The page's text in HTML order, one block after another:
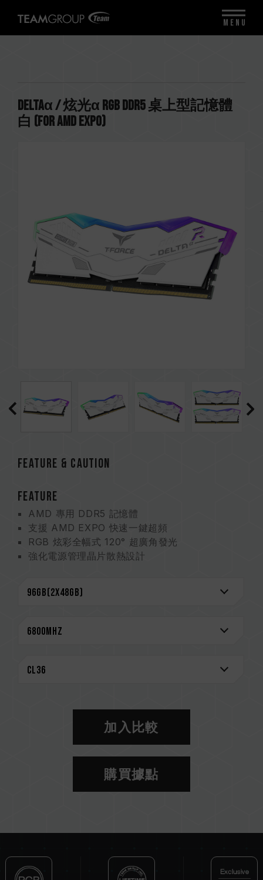
DELTAα / 炫光α RGB DDR5 桌上型記憶體
白 (FOR AMD EXPO)
FEATURE & CAUTION
FEATURE
AMD 專用 DDR5 記憶體
支援 AMD EXPO 快速一鍵超頻
RGB 炫彩全幅式 120° 超廣角發光
強化電源管理晶片散熱設計
嚴選高品質 IC 穩定可靠
台灣新型專利 (證書號 : M640994)
(美國發明專利: US12111715B2)
選購記憶體產品前，請先參考主機板品牌的 QVL
相容性列表。
請勿混合使用不同容量、頻率、品牌、型號的記憶
CPU 記憶體控制器(IMC)的體質以及當前使用的
記憶體的最終運行頻率取決於系統 BIOS 設定及主
機板、CPU 相容性。
加入比較
購買據點
MENU